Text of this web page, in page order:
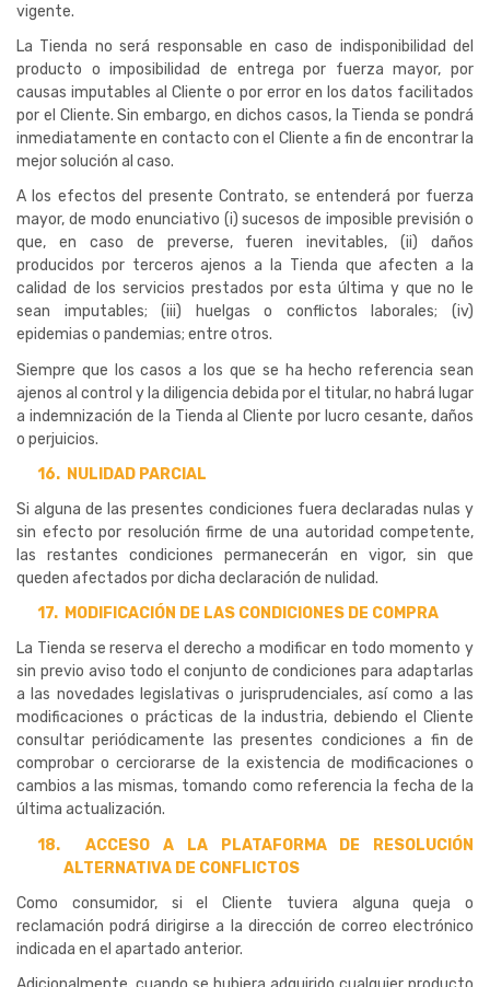
vigente.
La Tienda no será responsable en caso de indisponibilidad del
producto o imposibilidad de entrega por fuerza mayor, por
causas imputables al Cliente o por error en los datos facilitados
por el Cliente. Sin embargo, en dichos casos, la Tienda se pondrá
inmediatamente en contacto con el Cliente a fin de encontrar la
mejor solución al caso.
A los efectos del presente Contrato, se entenderá por fuerza
mayor, de modo enunciativo (i) sucesos de imposible previsión o
que, en caso de preverse, fueren inevitables, (ii) daños
producidos por terceros ajenos a la Tienda que afecten a la
calidad de los servicios prestados por esta última y que no le
sean imputables; (iii) huelgas o conflictos laborales; (iv)
epidemias o pandemias; entre otros.
Siempre que los casos a los que se ha hecho referencia sean
ajenos al control y la diligencia debida por el titular, no habrá lugar
a indemnización de la Tienda al Cliente por lucro cesante, daños
o perjuicios.
16. NULIDAD PARCIAL
Si alguna de las presentes condiciones fuera declaradas nulas y
sin efecto por resolución firme de una autoridad competente,
las restantes condiciones permanecerán en vigor, sin que
queden afectados por dicha declaración de nulidad.
17. MODIFICACIÓN DE LAS CONDICIONES DE COMPRA
La Tienda se reserva el derecho a modificar en todo momento y
sin previo aviso todo el conjunto de condiciones para adaptarlas
a las novedades legislativas o jurisprudenciales, así como a las
modificaciones o prácticas de la industria, debiendo el Cliente
consultar periódicamente las presentes condiciones a fin de
comprobar o cerciorarse de la existencia de modificaciones o
cambios a las mismas, tomando como referencia la fecha de la
última actualización.
18.
ACCESO A LA PLATAFORMA DE RESOLUCIÓN
ALTERNATIVA DE CONFLICTOS
Como consumidor, si el Cliente tuviera alguna queja o
reclamación podrá dirigirse a la dirección de correo electrónico
indicada en el apartado anterior.